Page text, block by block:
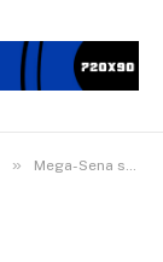
» Mega-Sena sorteia nesta quarta prêmio acumulado em R$200 milhões